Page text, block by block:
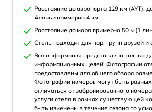
Расстояние до аэропорта 129 км (AYT),
Аланьи примерно 4 км
Расстояние до моря примерно 50 м (1
Отель подходит для пар, групп друзей и
Вся информация представлена только
информационных целей! Фотографии
предоставлены для общего обзора
Фотографии номеров могут быть разных
отличаться от забронированного
услуги отеля в рамках существующей
быть изменены в течение сезона по